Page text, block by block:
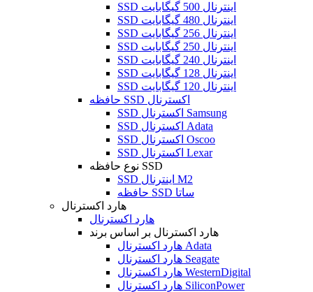
SSD اینترنال 500 گیگابایت
SSD اینترنال 480 گیگابایت
SSD اینترنال 256 گیگابایت
SSD اینترنال 250 گیگابایت
SSD اینترنال 240 گیگابایت
SSD اینترنال 128 گیگابایت
SSD اینترنال 120 گیگابایت
حافظه SSD اکسترنال
SSD اکسترنال Samsung
SSD اکسترنال Adata
SSD اکسترنال Oscoo
SSD اکسترنال Lexar
نوع حافظه SSD
SSD اینترنال M2
حافظه SSD ساتا
هارد اکسترنال
هارد اکسترنال
هارد اکسترنال بر اساس برند
هارد اکسترنال Adata
هارد اکسترنال Seagate
هارد اکسترنال WesternDigital
هارد اکسترنال SiliconPower